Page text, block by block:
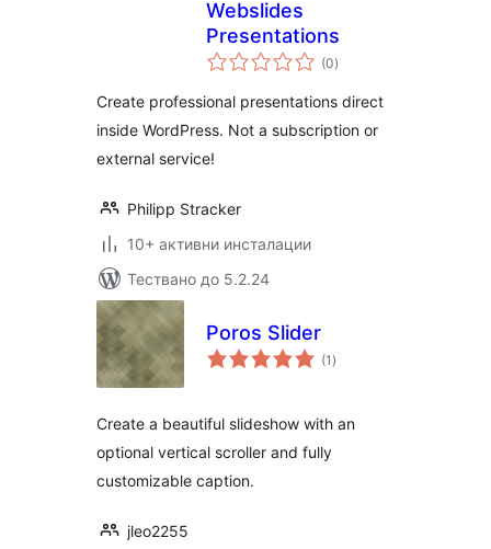
Webslides
Presentations
(0общо
оценки
)
Create professional presentations direct
inside WordPress. Not a subscription or
external service!
Philipp Stracker
10+ активни инсталации
Тествано до 5.2.24
Poros Slider
(1 общо
оценки
)
Create a beautiful slideshow with an
optional vertical scroller and fully
customizable caption.
jleo2255